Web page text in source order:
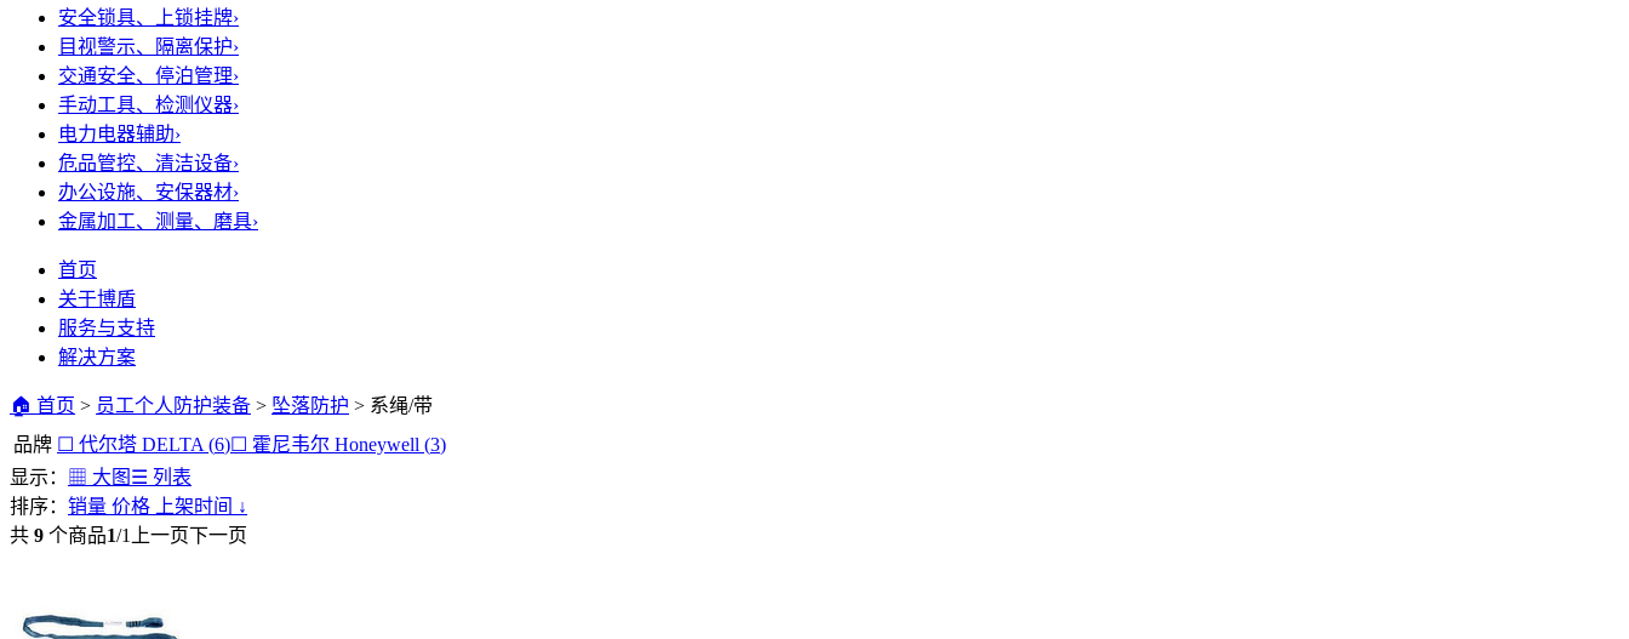
安全锁具、上锁挂牌›
目视警示、隔离保护›
交通安全、停泊管理›
手动工具、检测仪器›
电力电器辅助›
危品管控、清洁设备›
办公设施、安保器材›
金属加工、测量、磨具›
首页
关于博盾
服务与支持
解决方案
🏠 首页 > 员工个人防护装备 > 坠落防护 > 系绳/带
品牌 ☐ 代尔塔 DELTA (6)☐ 霍尼韦尔 Honeywell (3)
显示：
▦ 大图 ☰ 列表
排序： 销量 价格 上架时间 ↓
共 9 个商品1/1 上一页下一页